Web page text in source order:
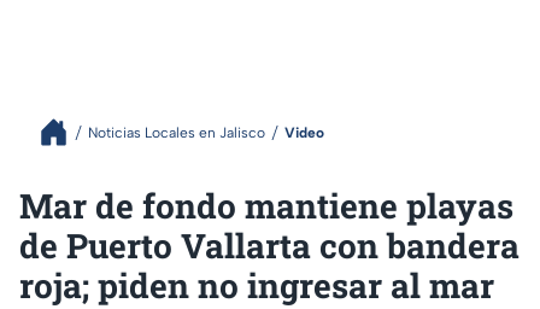
Noticias Locales en Jalisco Video
Mar de fondo mantiene playas
de Puerto Vallarta con bandera
roja; piden no ingresar al mar